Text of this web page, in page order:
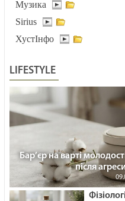
ДУХОВНИЙ
ДОРОГОЮ
03.02.2025
ПРИЩ НА
Музика
Sirius
ХустІнфо
LIFESTYLE
Бар’єр на варті
після